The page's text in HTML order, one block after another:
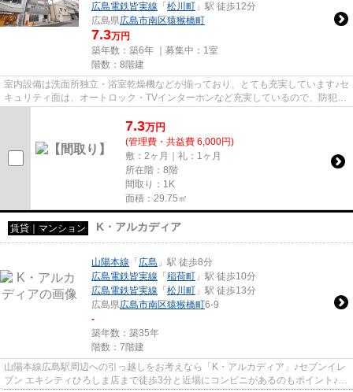
広島電鉄皆実線 「 松川町 」駅 徒歩12分
広島県広島市南区猿猴橋町
7.3万円
築年数：築6年 ｜募集中： 1室
階数：8階建
室内設備は洗面所独立・浴室乾燥機などが揃っており、とても充実しています♪セ
キュリティ面は、オートロック・TVインターホンなど充実しているので、防犯対
7.3万円
(管理費・共益費 6,000円)
敷：2ヶ月｜礼：1ヶ月
所在階：8階
間取り：1K
面積：29.75㎡
賃貸｜マンション K・アルカディア
山陽本線 「 広島 」駅 徒歩8分
広島電鉄皆実線 「 稲荷町 」駅 徒歩10分
広島電鉄皆実線 「 松川町 」駅 徒歩13分
広島県広島市南区猿猴橋町6-9
-
築年数：築35年
階数：7階建
山陽本線広島駅周辺への引っ越しをお考えなら「K・アルカディア」♪セブンイレ
ブン エキシティひろしま店まで徒歩3分と近場にコンビニがあるのもポイント♪広